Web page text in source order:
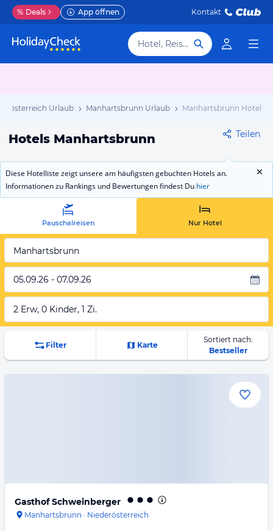
% Deals App öffnen Kontakt
Hotel, Reiseziel
Urlaub Manhartsbrunn Urlaub Manhartsbrunn Hotels
Hotels Manhartsbrunn Teilen
Diese Hotelliste zeigt unsere am häufigsten gebuchten Hotels an.
Informationen zu Rankings und Bewertungen findest Du hier
Pauschalreisen Nur Hotel
Manhartsbrunn
05.09.26 - 07.09.26
2 Erw, 0 Kinder, 1 Zi.
Filter Karte
Sortiert nach:
Bestseller
Gasthof Schweinberger
Manhartsbrunn · Niederösterreich